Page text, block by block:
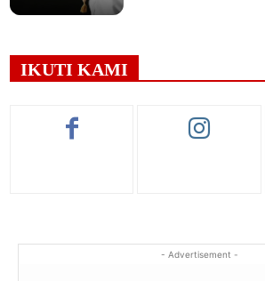
IKUTI KAMI
- Advertisement -